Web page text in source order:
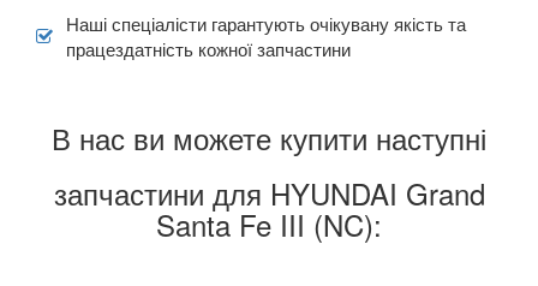
Наші спеціалісти гарантують очікувану якість та
працездатність кожної запчастини
В нас ви можете купити наступні
запчастини для HYUNDAI Grand
Santa Fe III (NC):